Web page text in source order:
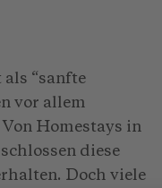
“sanfte
vor allem
Homestays in
diese
Doch viele